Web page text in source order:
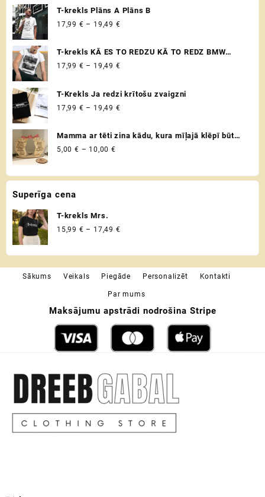
chosen
on
product
T-krekls Plāns A Plāns B
17,99 € – 19,49 €
17,99 €
T-krekls KĀ ES TO REDZU KĀ TO REDZ BMW
VADITĀJS
17,99 € – 19,49 €
17,99 €
T-Krekls Ja redzi krītošu zvaigzni
17,99 € – 19,49 €
17,99 €
Mamma ar tēti zina kādu, kura mīļajā klēpī būt
drošībā ♡ Uzaicinājums kļūt par krustvecākiem
5,00 € – 10,00€
Superīga cena
T-krekls Mrs.
15,99 € – 17,49 €
through
17,49 €
Sākums Veikals Piegāde Personalizēt Kontakti
Par mums
Maksājumu apstrādi nodrošina Stripe